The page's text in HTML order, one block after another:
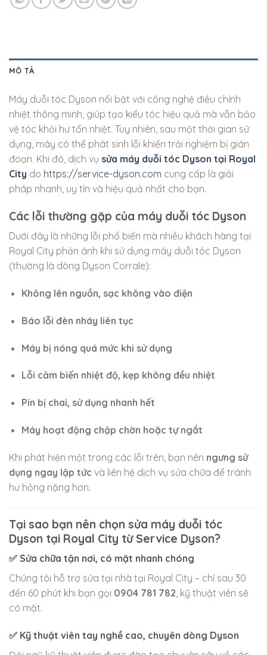
MÔ TẢ
Máy duỗi tóc Dyson nổi bật với công nghệ điều chỉnh
nhiệt thông minh, giúp tạo kiểu tóc hiệu quả mà vẫn bảo
vệ tóc khỏi hư tổn nhiệt. Tuy nhiên, sau một thời gian sử
dụng, máy có thể phát sinh lỗi khiến trải nghiệm bị gián
đoạn. Khi đó, dịch vụ sửa máy duỗi tóc Dyson tại Royal
City do https://service-dyson.com cung cấp là giải
pháp nhanh, uy tín và hiệu quả nhất cho bạn.
Các lỗi thường gặp của máy duỗi tóc Dyson
Dưới đây là những lỗi phổ biến mà nhiều khách hàng tại
Royal City phản ánh khi sử dụng máy duỗi tóc Dyson
(thường là dòng Dyson Corrale):
Không lên nguồn, sạc không vào điện
Báo lỗi đèn nháy liên tục
Máy bị nóng quá mức khi sử dụng
Lỗi cảm biến nhiệt độ, kẹp không đều nhiệt
Pin bị chai, sử dụng nhanh hết
Máy hoạt động chập chờn hoặc tự ngắt
Khi phát hiện một trong các lỗi trên, bạn nên ngưng sử
dụng ngay lập tức và liên hệ dịch vụ sửa chữa để tránh
hư hỏng nặng hơn.
Tại sao bạn nên chọn sửa máy duỗi tóc
Dyson tại Royal City từ Service Dyson?
✅ Sửa chữa tận nơi, có mặt nhanh chóng
Chúng tôi hỗ trợ sửa tại nhà tại Royal City – chỉ sau 30
đến 60 phút khi bạn gọi 0904 781 782, kỹ thuật viên sẽ
có mặt.
✅ Kỹ thuật viên tay nghề cao, chuyên dòng Dyson